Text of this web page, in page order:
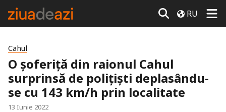
RU
Cahul
O șoferiță din raionul Cahul
surprinsă de polițiști deplasându-
se cu 143 km/h prin localitate
13 Iunie 2022